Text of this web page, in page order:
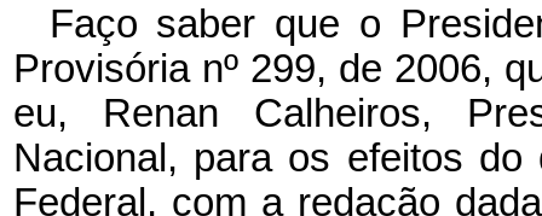
Faço saber que o
Provisória nº 299, de 2006,
eu, Renan Calheiros,
Nacional, para os efeitos
Federal, com a redação